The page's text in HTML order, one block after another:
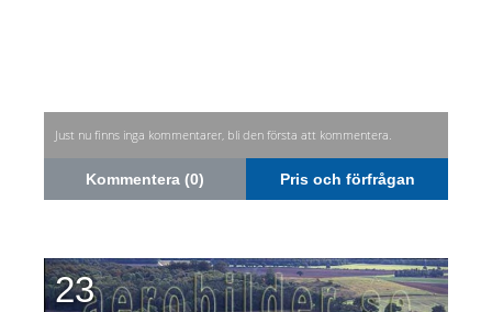
Just nu finns inga kommentarer, bli den första att kommentera.
Kommentera (0) Pris och förfrågan
23